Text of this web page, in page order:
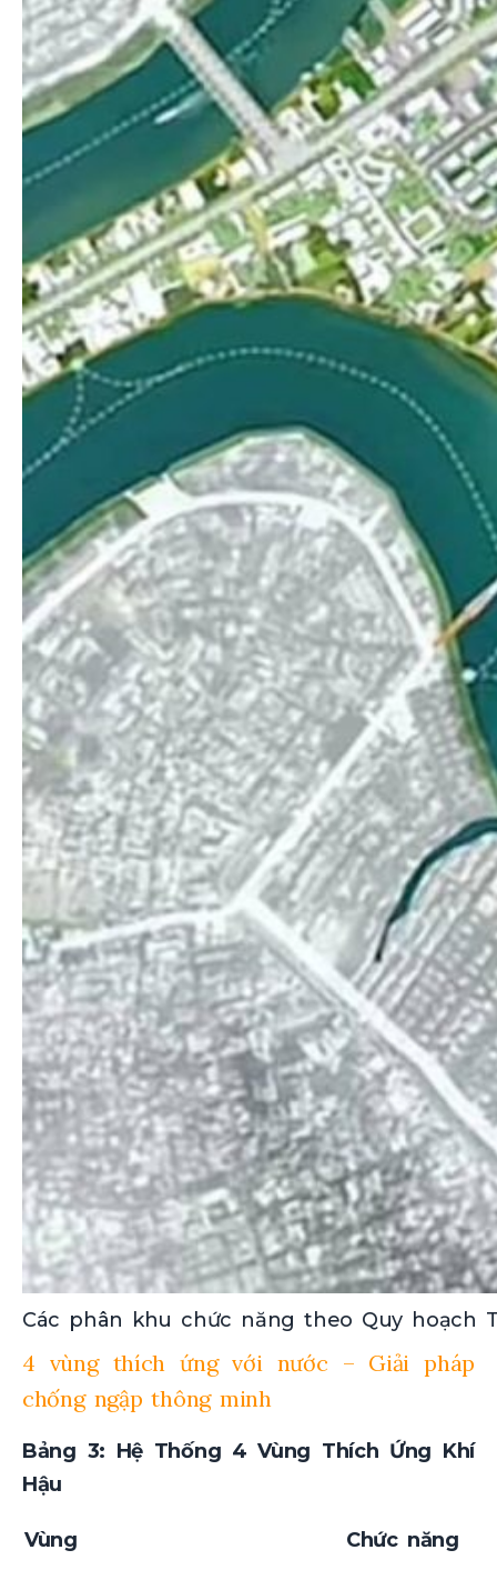
Các phân khu chức năng theo Quy hoạch
4 vùng thích ứng với nước – Giải pháp
chống ngập thông minh
Bảng 3: Hệ Thống 4 Vùng Thích Ứng Khí
Hậu
Vùng Chức năng